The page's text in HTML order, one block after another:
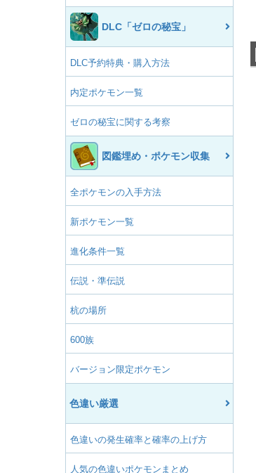
DLC「ゼロの秘宝」
DLC予約特典・購入方法
内定ポケモン一覧
ゼロの秘宝に関する考察
図鑑埋め・ポケモン収集
全ポケモンの入手方法
新ポケモン一覧
進化条件一覧
伝説・準伝説
杭の場所
600族
バージョン限定ポケモン
色違い厳選
色違いの発生確率と確率の上げ方
人気の色違いポケモンまとめ